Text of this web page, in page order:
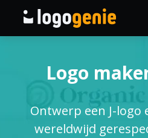
AI logogenerator
Logo-ideeën
Logo
Ontwerp een J-logo
wereldwijd